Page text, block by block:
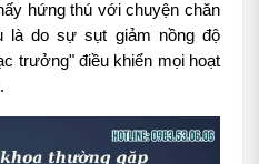
hứng thú với chuyện chăn
là do sự sụt giảm nồng độ
trưởng" điều khiển mọi hoạt